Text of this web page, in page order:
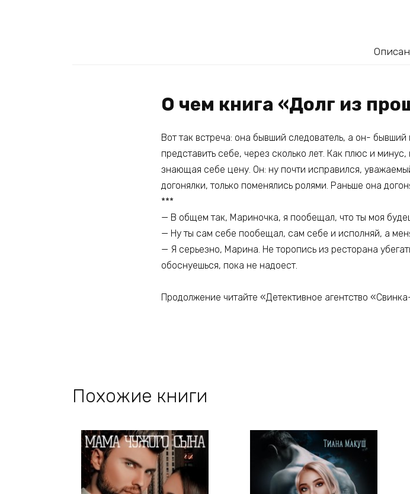
О чем книга «Долг из
Вот так встреча: она бывший следователь, а он-
представить себе, через сколько лет. Как плюс и
знающая себе цену. Он: ну почти исправился,
догонялки, только поменялись ролями. Раньше она
***
— В общем так, Мариночка, я пообещал, что ты моя
— Ну ты сам себе пообещал, сам себе и исполняй, а
— Я серьезно, Марина. Не торопись из ресторана
обоснуешься, пока не надоест.
Продолжение читайте «Детективное агентство
Похожие книги